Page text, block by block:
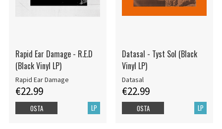
Rapid Ear Damage - R.E.D
(Black Vinyl LP)
Rapid Ear Damage
€22.99
LP
OSTA
Datasal - Tyst Sol (Black
Vinyl LP)
Datasal
€22.99
LP
OSTA